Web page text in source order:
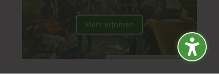
Mehr erfahren